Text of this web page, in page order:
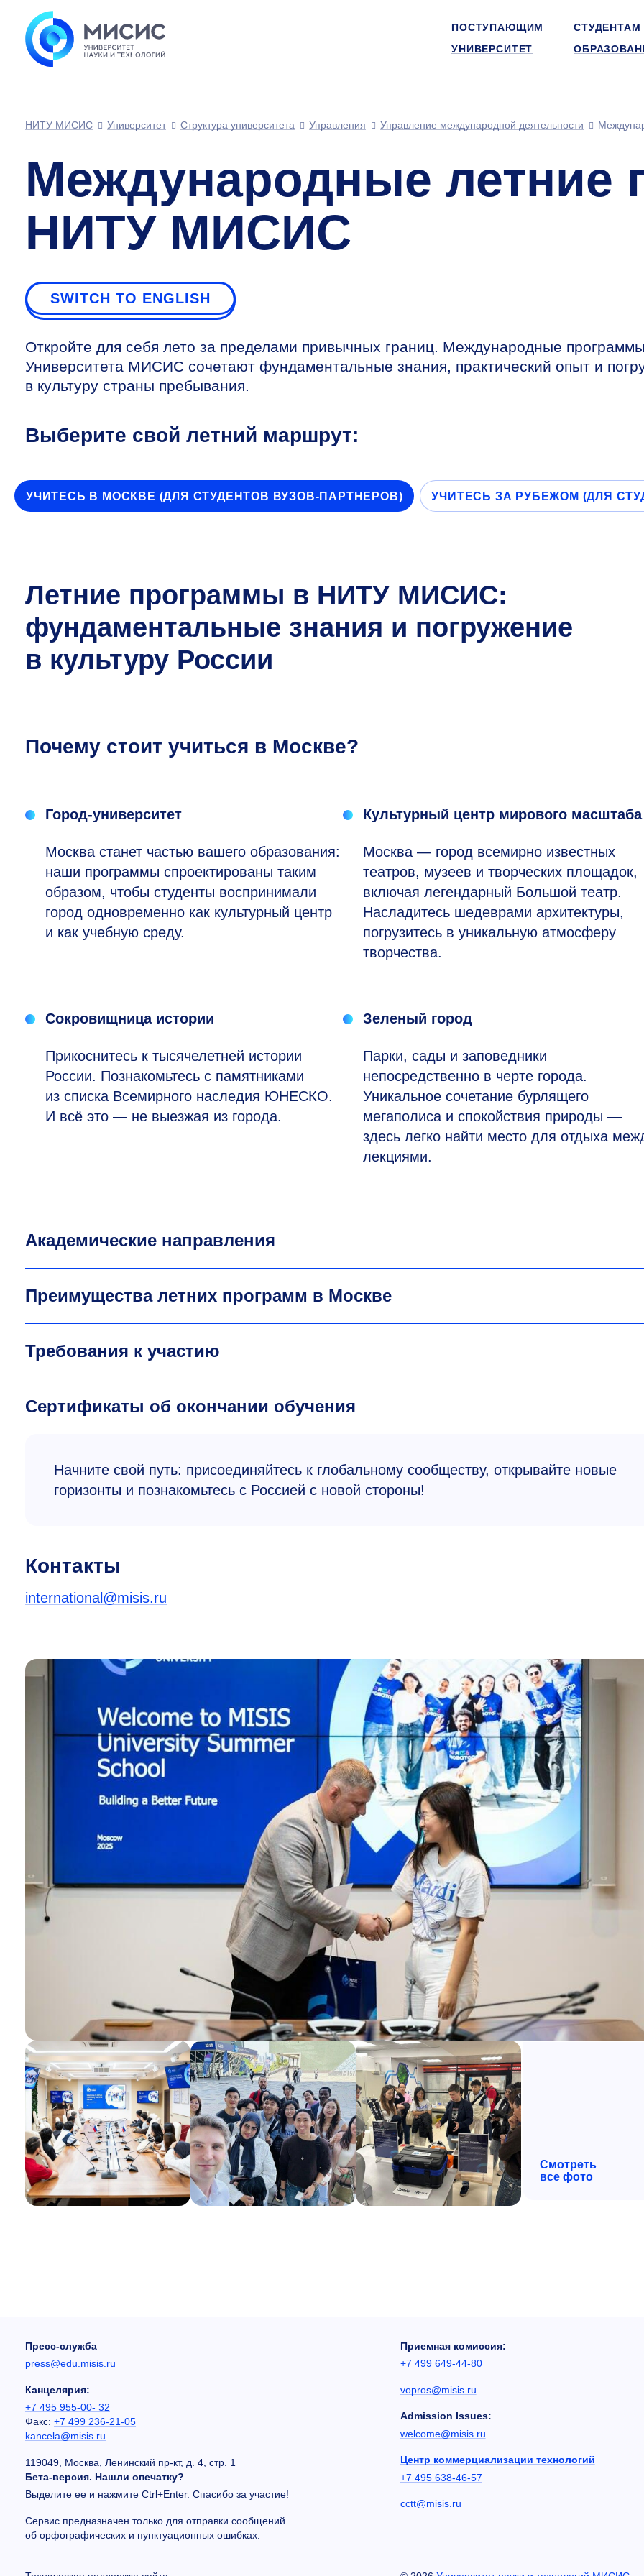
ПОСТУПАЮЩИМ
СТУДЕНТАМ
УНИВЕРСИТЕТ
НИТУ МИСИС Университет Структура университета Управления Управление международной деятельности
Международные летние
НИТУ МИСИС
SWITCH TO ENGLISH
Откройте для себя лето за пределами привычных границ. Международные
Университета МИСИС сочетают фундаментальные знания, практический опыт и
в культуру страны пребывания.
Выберите свой летний маршрут:
УЧИТЕСЬ В МОСКВЕ (ДЛЯ СТУДЕНТОВ ВУЗОВ-ПАРТНЕРОВ) УЧИТЕСЬ ЗА РУБЕЖОМ (ДЛЯ
Летние программы в НИТУ МИСИС:
фундаментальные знания и погружение
в культуру России
Почему стоит учиться в Москве?
Город-университет
Москва станет частью вашего образования:
наши программы спроектированы таким
образом, чтобы студенты воспринимали
город одновременно как культурный центр
и как учебную среду.
Культурный центр мирового масштаба
Москва — город всемирно известных
театров, музеев и творческих площадок,
включая легендарный Большой театр.
Насладитесь шедеврами архитектуры,
погрузитесь в уникальную атмосферу
творчества.
Сокровищница истории
Прикоснитесь к тысячелетней истории
России. Познакомьтесь с памятниками
из списка Всемирного наследия ЮНЕСКО.
И всё это — не выезжая из города.
Зеленый город
Парки, сады и заповедники
непосредственно в черте города.
Уникальное сочетание бурлящего
мегаполиса и спокойствия природы —
здесь легко найти место для отдыха
лекциями.
Академические направления
Преимущества летних программ в Москве
Требования к участию
Сертификаты об окончании обучения
Начните свой путь: присоединяйтесь к глобальному сообществу, открывайте новые
горизонты и познакомьтесь с Россией с новой стороны!
Контакты
international@misis.ru
Смотреть
все фото
Пресс-служба
press@edu.misis.ru
Канцелярия:
+7 495 955-00- 32
Факс: +7 499 236-21-05
kancela@misis.ru
119049, Москва, Ленинский пр-кт, д. 4, стр. 1
Бета-версия. Нашли опечатку?
Выделите ее и нажмите Ctrl+Enter. Спасибо за участие!
Сервис предназначен только для отправки сообщений
об орфографических и пунктуационных ошибках.
Приемная комиссия:
+7 499 649-44-80
vopros@misis.ru
Admission Issues:
welcome@misis.ru
Центр коммерциализации технологий
+7 495 638-46-57
cctt@misis.ru